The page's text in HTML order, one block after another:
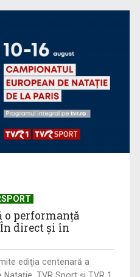
o performanţă
direct şi în
ediţia centenară a